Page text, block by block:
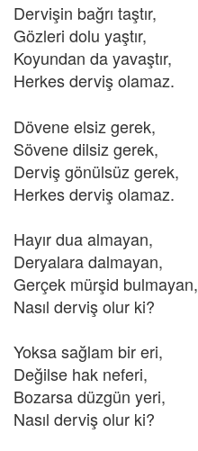
Dervişin bağrı taştır,
Gözleri dolu yaştır,
Koyundan da yavaştır,
Herkes derviş olamaz.
Dövene elsiz gerek,
Sövene dilsiz gerek,
Derviş gönülsüz gerek,
Herkes derviş olamaz.
Hayır dua almayan,
Deryalara dalmayan,
Gerçek mürşid bulmayan,
Nasıl derviş olur ki?
Yoksa sağlam bir eri,
Değilse hak neferi,
Bozarsa düzgün yeri,
Nasıl derviş olur ki?